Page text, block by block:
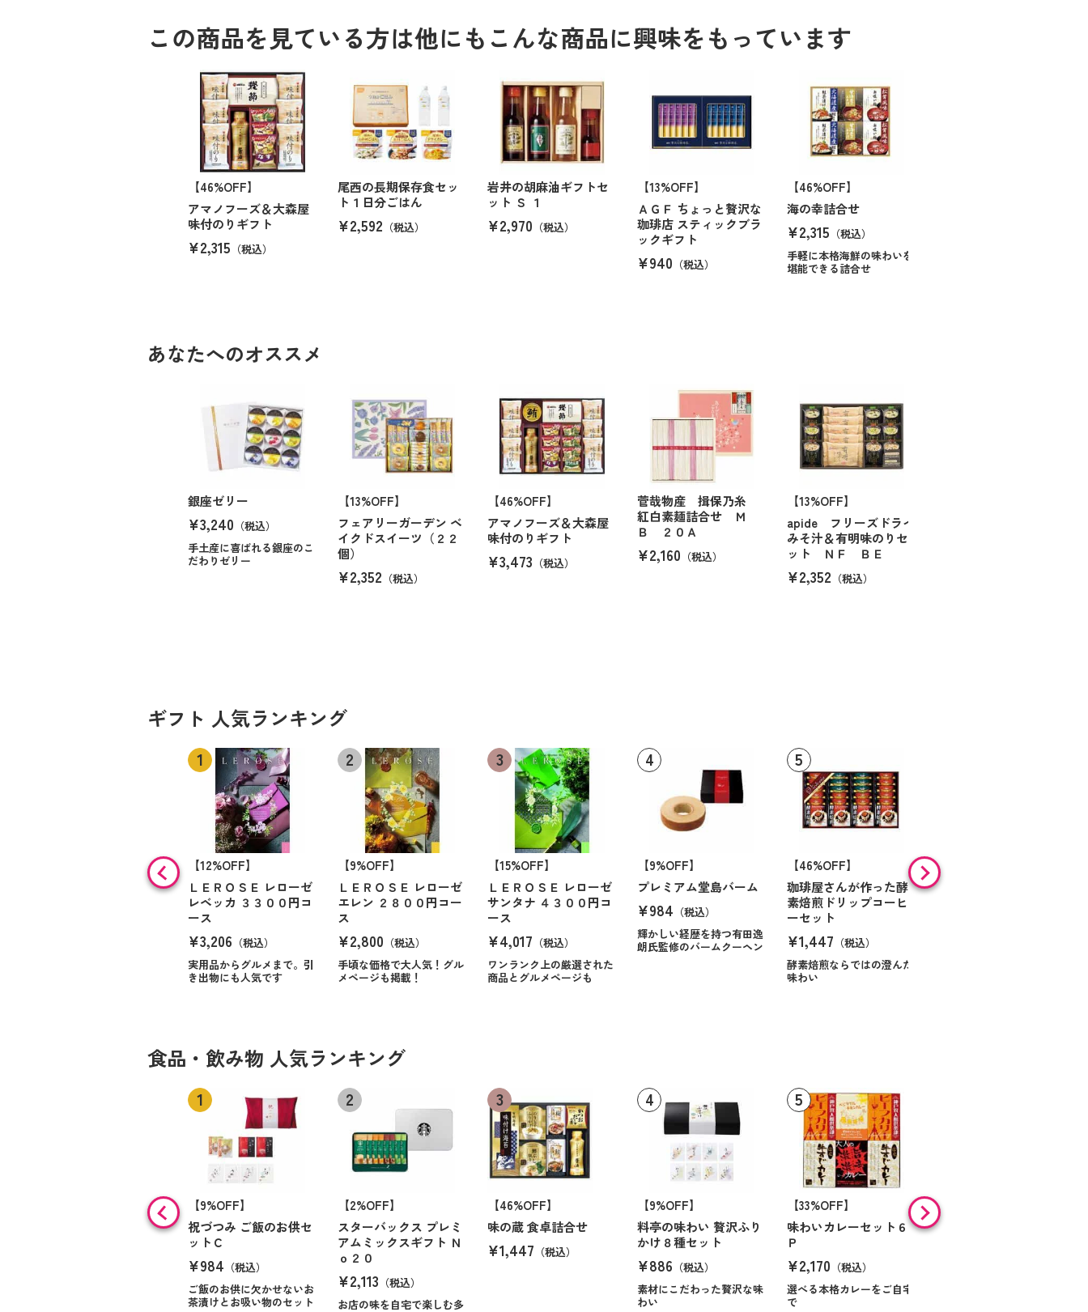
この商品を見ている方は他にもこんな商品に興味をもっています
【46%OFF】
アマノフーズ＆大森屋
味付のりギフト
¥2,315 （税込）
尾西の長期保存食セッ
ト１日分ごはん
¥2,592 （税込）
岩井の胡麻油ギフトセ
ット Ｓ １
¥2,970 （税込）
【13%OFF】
ＡＧＦ ちょっと贅沢な
珈琲店 スティックブラ
ックギフト
¥940 （税込）
【46%OFF】
海の幸詰合せ
¥2,315 （税込）
手軽に本格海鮮の味わいを
堪能できる詰合せ
あなたへのオススメ
銀座ゼリー
¥3,240 （税込）
手土産に喜ばれる銀座のこ
だわりゼリー
【13%OFF】
フェアリーガーデン ベ
イクドスイーツ（２２
個）
¥2,352 （税込）
【46%OFF】
アマノフーズ＆大森屋
味付のりギフト
¥3,473 （税込）
菅哉物産 揖保乃糸
紅白素麺詰合せ Ｍ
Ｂ ２０Ａ
¥2,160 （税込）
【13%OFF】
apide フリーズドライ
みそ汁＆有明味のりセ
ット ＮＦ ＢＥ
¥2,352 （税込）
ギフト 人気ランキング
【12%OFF】
ＬＥＲＯＳＥ レローゼ
レベッカ ３３００円コ
ース
¥3,206 （税込）
実用品からグルメまで。引
き出物にも人気です
【9%OFF】
ＬＥＲＯＳＥ レローゼ
エレン ２８００円コー
ス
¥2,800 （税込）
手頃な価格で大人気！グル
メページも掲載！
【15%OFF】
ＬＥＲＯＳＥ レローゼ
サンタナ ４３００円コ
ース
¥4,017 （税込）
ワンランク上の厳選された
商品とグルメページも
【9%OFF】
プレミアム堂島バーム
¥984 （税込）
輝かしい経歴を持つ有田逸
朗氏監修のバームクーヘン
【46%OFF】
珈琲屋さんが作った酵
素焙煎ドリップコーヒ
ーセット
¥1,447 （税込）
酵素焙煎ならではの澄んだ
味わい
【9%OFF】
アラン・ド・パリ ショ
食品・飲み物 人気ランキング
【9%OFF】
祝づつみ ご飯のお供セ
ットＣ
¥984 （税込）
ご飯のお供に欠かせないお
茶漬けとお吸い物のセット
【2%OFF】
スターバックス プレミ
アムミックスギフト Ｎ
ｏ２０
¥2,113 （税込）
お店の味を自宅で楽しむ多
【46%OFF】
味の蔵 食卓詰合せ
¥1,447 （税込）
【9%OFF】
料亭の味わい 贅沢ふり
かけ８種セット
¥886 （税込）
素材にこだわった贅沢な味
わい
【33%OFF】
味わいカレーセット６
Ｐ
¥2,170 （税込）
選べる本格カレーをご自宅
で
【9%OFF】
味の素 「クノールＲ」